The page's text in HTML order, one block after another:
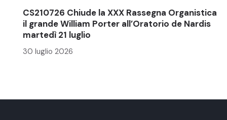
CS210726 Chiude la XXX Rassegna Organistica
il grande William Porter all’Oratorio de Nardis
martedì 21 luglio
30 luglio 2026